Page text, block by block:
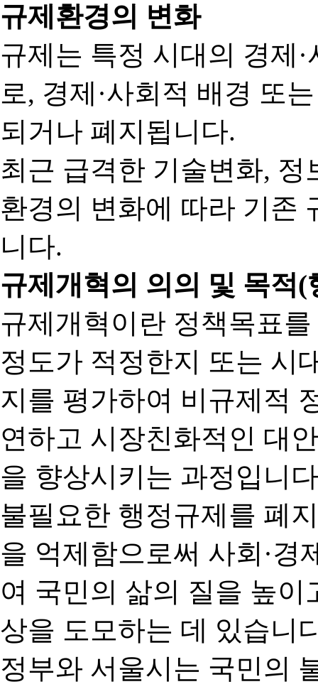
규제환경의 변화
규제는 특정 시대의 경제
로, 경제·사회적 배경 또
되거나 폐지됩니다.
최근 급격한 기술변화,
환경의 변화에 따라 기존
니다.
규제개혁의 의의 및 목적
규제개혁이란 정책목표
정도가 적정한지 또는 시
지를 평가하여 비규제적
연하고 시장친화적인 대
을 향상시키는 과정입니
불필요한 행정규제를 폐
을 억제함으로써 사회·경
여 국민의 삶의 질을 높
상을 도모하는 데 있습니
정부와 서울시는 국민의